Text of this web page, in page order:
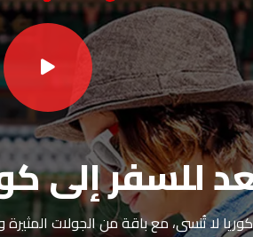
إلى
لا تُنسى، مع باقة من الجولات